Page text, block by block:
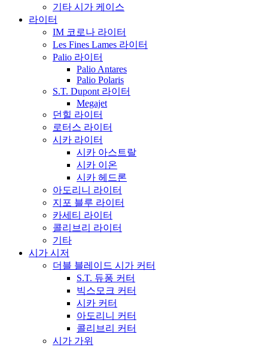
기타 시가 케이스
라이터
IM 코로나 라이터
Les Fines Lames 라이터
Palio 라이터
Palio Antares
Palio Polaris
S.T. Dupont 라이터
Megajet
던힐 라이터
로터스 라이터
시카 라이터
시카 아스트랄
시카 이온
시카 헤드론
아도리니 라이터
지포 블루 라이터
카세티 라이터
콜리브리 라이터
기타
시가 시저
더블 블레이드 시가 커터
S.T. 듀퐁 커터
빅스모크 커터
시카 커터
아도리니 커터
콜리브리 커터
시가 가위